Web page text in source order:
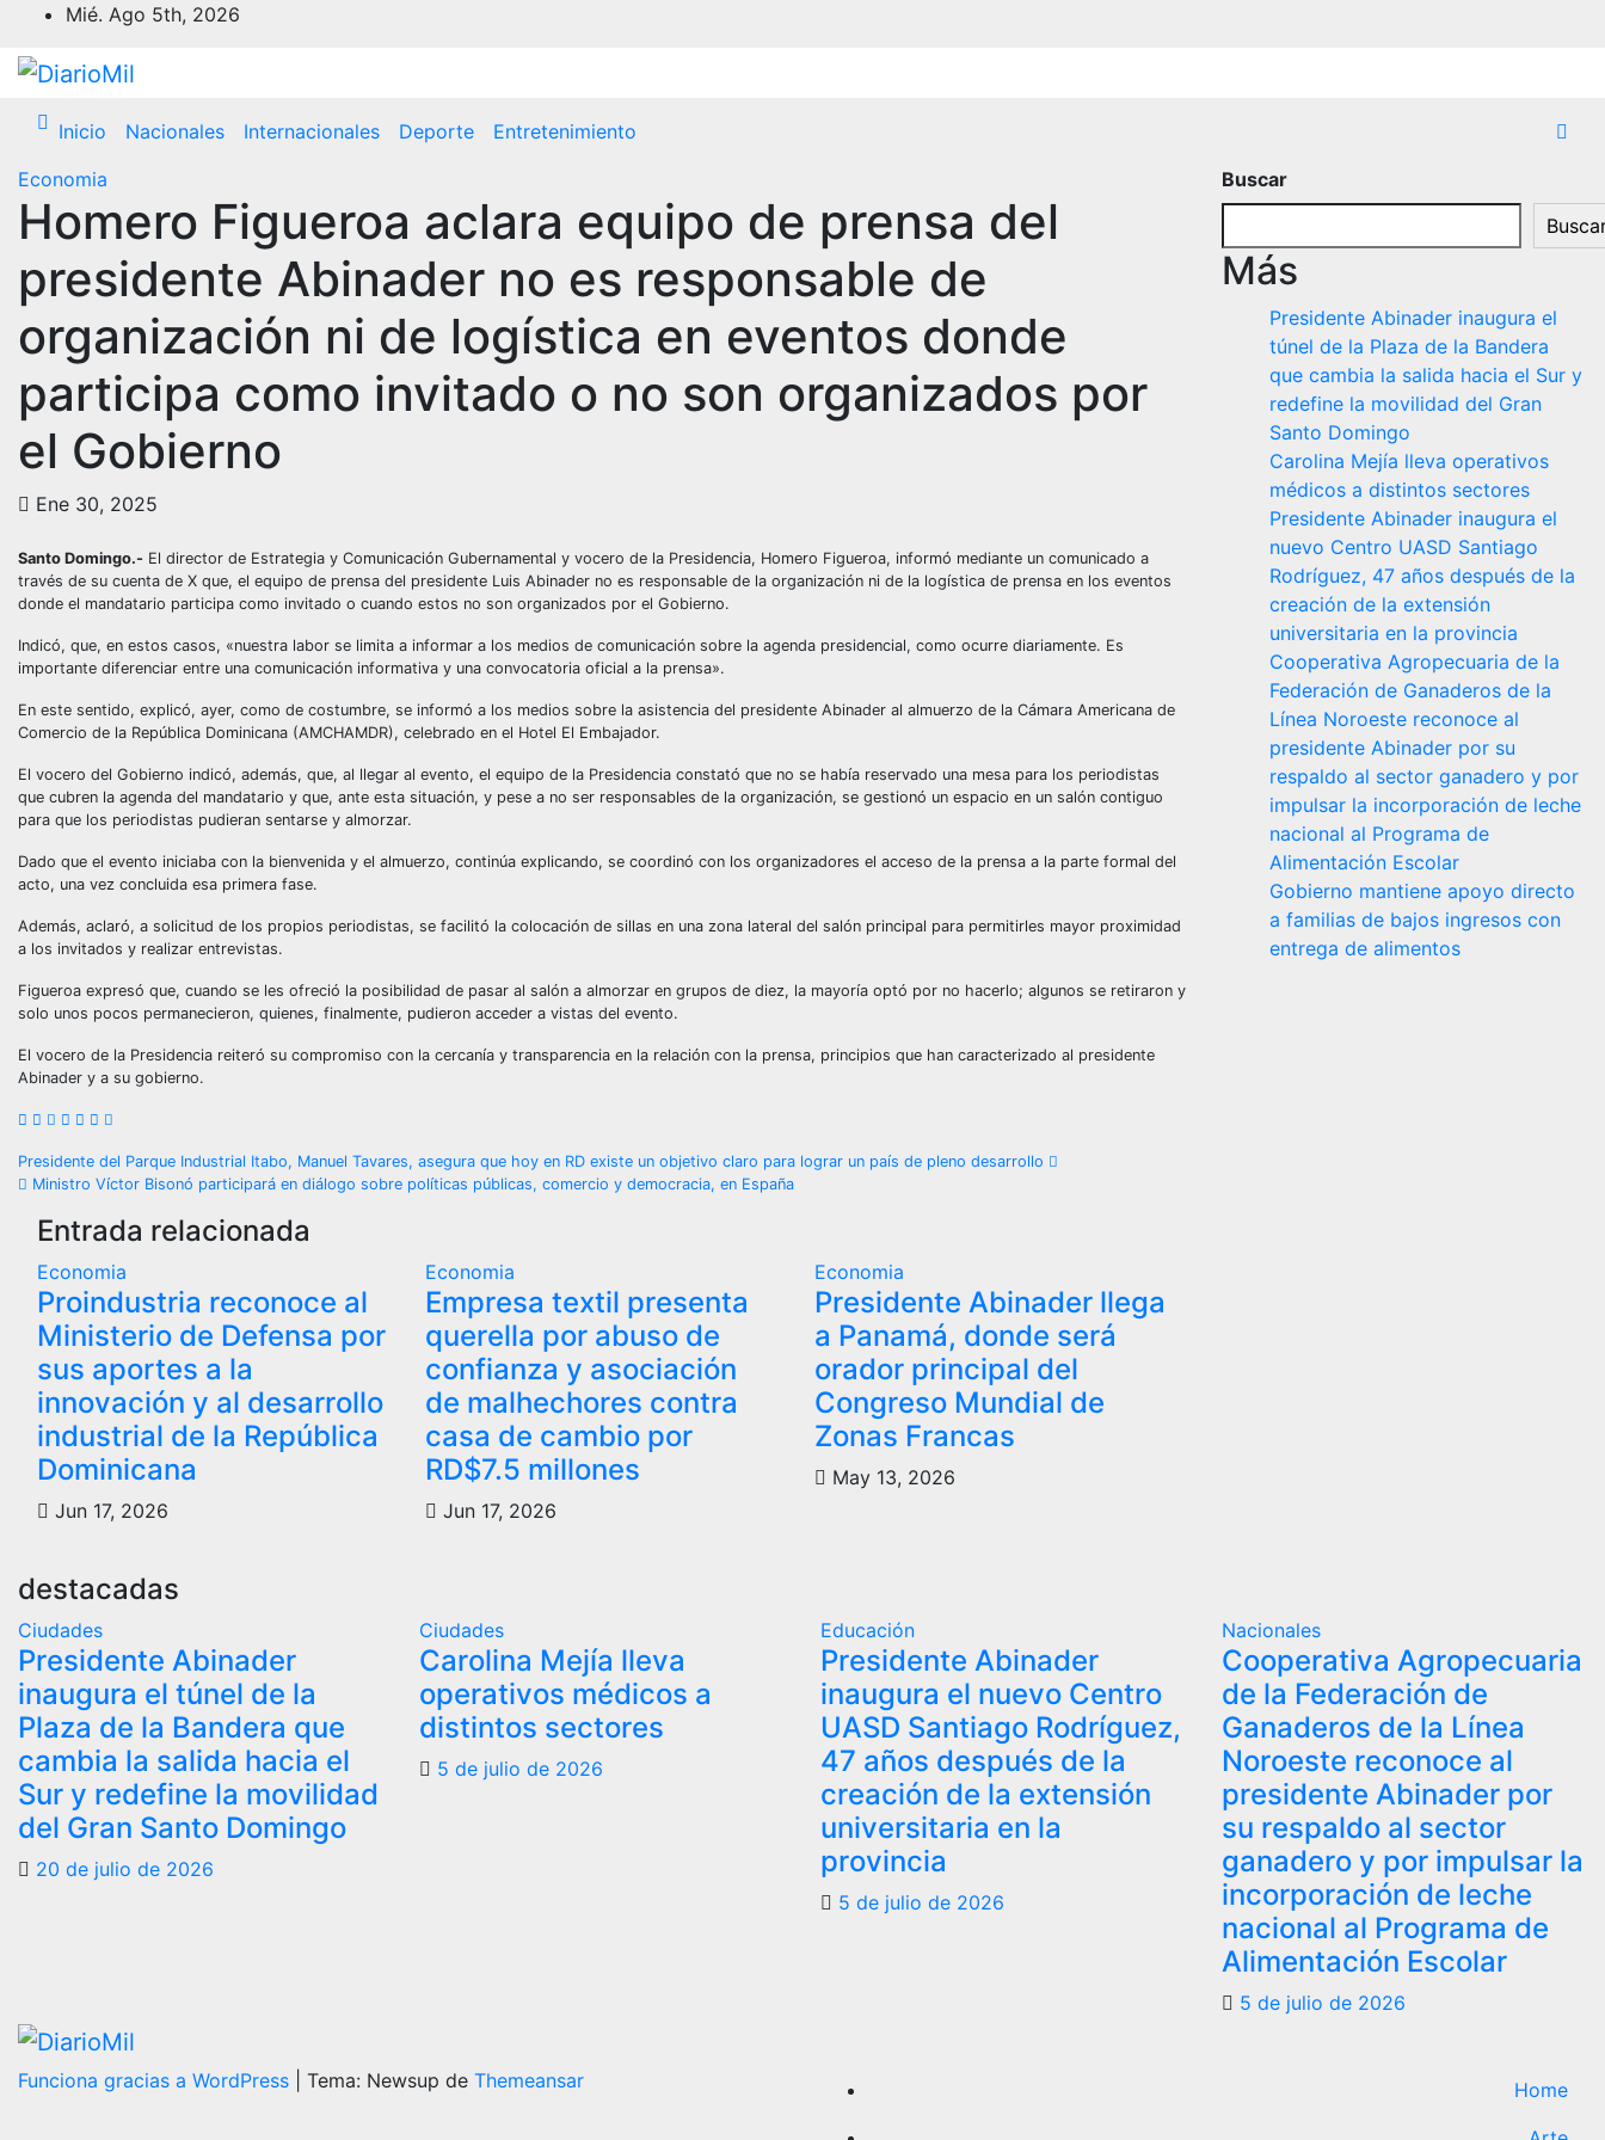
Saltar
contenido
Mié. Ago 5th, 2026
Inicio Nacionales Internacionales Deporte
Entretenimiento
Economia
Homero Figueroa aclara equipo de prensa del
presidente Abinader no es responsable de
organización ni de logística en eventos donde
participa como invitado o no son organizados por
el Gobierno
Ene 30, 2025
Santo Domingo.- El director de Estrategia y Comunicación Gubernamental y vocero de la Presidencia, Homero Figueroa, informó mediante un comunicado a
través de su cuenta de X que, el equipo de prensa del presidente Luis Abinader no es responsable de la organización ni de la logística de prensa en los eventos
donde el mandatario participa como invitado o cuando estos no son organizados por el Gobierno.
Indicó, que, en estos casos, «nuestra labor se limita a informar a los medios de comunicación sobre la agenda presidencial, como ocurre diariamente. Es
importante diferenciar entre una comunicación informativa y una convocatoria oficial a la prensa».
En este sentido, explicó, ayer, como de costumbre, se informó a los medios sobre la asistencia del presidente Abinader al almuerzo de la Cámara Americana de
Comercio de la República Dominicana (AMCHAMDR), celebrado en el Hotel El Embajador.
El vocero del Gobierno indicó, además, que, al llegar al evento, el equipo de la Presidencia constató que no se había reservado una mesa para los periodistas
que cubren la agenda del mandatario y que, ante esta situación, y pese a no ser responsables de la organización, se gestionó un espacio en un salón contiguo
para que los periodistas pudieran sentarse y almorzar.
Dado que el evento iniciaba con la bienvenida y el almuerzo, continúa explicando, se coordinó con los organizadores el acceso de la prensa a la parte formal del
acto, una vez concluida esa primera fase.
Además, aclaró, a solicitud de los propios periodistas, se facilitó la colocación de sillas en una zona lateral del salón principal para permitirles mayor proximidad
a los invitados y realizar entrevistas.
Figueroa expresó que, cuando se les ofreció la posibilidad de pasar al salón a almorzar en grupos de diez, la mayoría optó por no hacerlo; algunos se retiraron y
solo unos pocos permanecieron, quienes, finalmente, pudieron acceder a vistas del evento.
El vocero de la Presidencia reiteró su compromiso con la cercanía y transparencia en la relación con la prensa, principios que han caracterizado al presidente
Abinader y a su gobierno.
Navegación
de
entradas
Presidente del Parque Industrial Itabo, Manuel Tavares, asegura que hoy en RD existe un objetivo claro para lograr un país de pleno desarrollo
Ministro Víctor Bisonó participará en diálogo sobre políticas públicas, comercio y democracia, en España
Entrada relacionada
Economia
Proindustria reconoce al
Ministerio de Defensa por
sus aportes a la
innovación y al desarrollo
industrial de la República
Dominicana
Jun 17, 2026
Economia
Empresa textil presenta
querella por abuso de
confianza y asociación
de malhechores contra
casa de cambio por
RD$7.5 millones
Jun 17, 2026
Economia
Presidente Abinader llega
a Panamá, donde será
orador principal del
Congreso Mundial de
Zonas Francas
May 13, 2026
Buscar
Más
Presidente Abinader inaugura el
túnel de la Plaza de la Bandera
que cambia la salida hacia el Sur y
redefine la movilidad del Gran
Santo Domingo
Carolina Mejía lleva operativos
médicos a distintos sectores
Presidente Abinader inaugura el
nuevo Centro UASD Santiago
Rodríguez, 47 años después de la
creación de la extensión
universitaria en la provincia
Cooperativa Agropecuaria de la
Federación de Ganaderos de la
Línea Noroeste reconoce al
presidente Abinader por su
respaldo al sector ganadero y por
impulsar la incorporación de leche
nacional al Programa de
Alimentación Escolar
Gobierno mantiene apoyo directo
a familias de bajos ingresos con
entrega de alimentos
destacadas
Ciudades
Presidente Abinader
inaugura el túnel de la
Plaza de la Bandera que
cambia la salida hacia el
Sur y redefine la movilidad
del Gran Santo Domingo
20 de julio de 2026
Ciudades
Carolina Mejía lleva
operativos médicos a
distintos sectores
5 de julio de 2026
Educación
Presidente Abinader
inaugura el nuevo Centro
UASD Santiago Rodríguez,
47 años después de la
creación de la extensión
universitaria en la
provincia
5 de julio de 2026
Nacionales
Cooperativa Agropecuaria
de la Federación de
Ganaderos de la Línea
Noroeste reconoce al
presidente Abinader por
su respaldo al sector
ganadero y por impulsar la
incorporación de leche
nacional al Programa de
Alimentación Escolar
5 de julio de 2026
Funciona gracias a WordPress Tema: Newsup de Themeansar
Home